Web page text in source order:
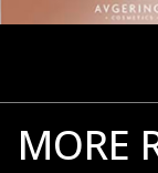
MORE